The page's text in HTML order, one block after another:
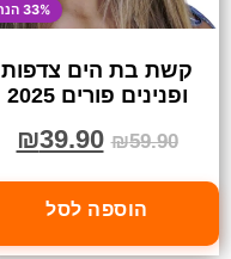
33% הנחה
קשת בת הים צדפות
ופנינים פורים 2025
₪59.90
₪39.90
הוספה לסל